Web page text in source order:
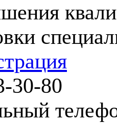
30-80